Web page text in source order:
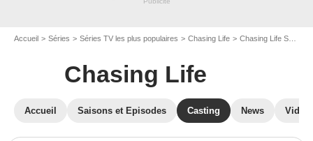
Accueil Séries Séries TV les plus populaires Chasing Life Chasing Life S02
Chasing Life
Accueil Saisons et Episodes Casting News